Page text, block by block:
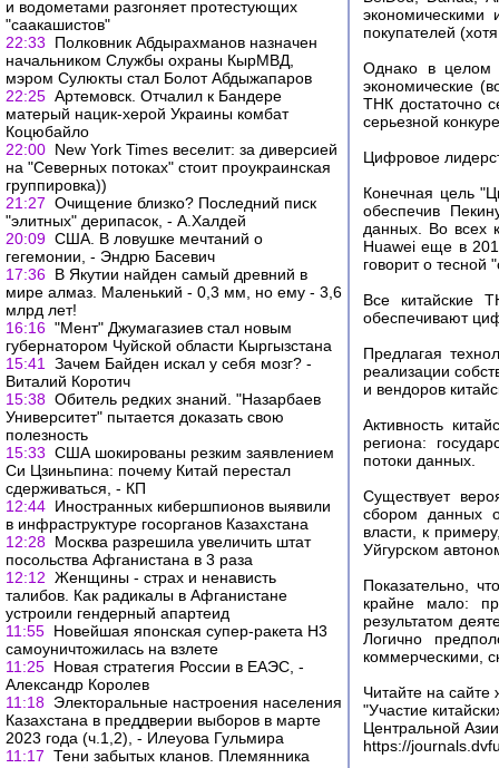
и водометами разгоняет протестующих
"саакашистов"
22:33
Полковник Абдырахманов назначен
начальником Службы охраны КырМВД,
мэром Сулюкты стал Болот Абдыжапаров
22:25 Артемовск. Отчалил к Бандере
матерый нацик-херой Украины комбат
Коцюбайло
22:00 New York Times веселит: за диверсией
на "Северных потоках" стоит проукраинская
группировка))
21:27 Очищение близко? Последний писк
"элитных" дерипасок, - А.Халдей
20:09 США. В ловушке мечтаний о
гегемонии, - Эндрю Басевич
17:36 В Якутии найден самый древний в
мире алмаз. Маленький - 0,3 мм, но ему - 3,6
млрд лет!
16:16 "Мент" Джумагазиев стал новым
губернатором Чуйской области Кыргызстана
15:41
Зачем Байден искал у себя мозг? -
Виталий Коротич
15:38 Обитель редких знаний. "Назарбаев
Университет" пытается доказать свою
полезность
15:33 США шокированы резким заявлением
Си Цзиньпина: почему Китай перестал
сдерживаться, - КП
12:44 Иностранных кибершпионов выявили
в инфраструктуре госорганов Казахстана
12:28 Москва разрешила увеличить штат
посольства Афганистана в 3 раза
12:12 Женщины - страх и ненависть
талибов. Как радикалы в Афганистане
устроили гендерный апартеид
11:55 Новейшая японская супер-ракета H3
самоуничтожилась на взлете
11:25 Новая стратегия России в ЕАЭС, -
Александр Королев
11:18 Электоральные настроения населения
Казахстана в преддверии выборов в марте
2023 года (ч.1,2), - Илеуова Гульмира
11:17 Тени забытых кланов. Племянника
покупателей
Однако в целом
экономические
ТНК достаточно
серьезной
Цифровое
Конечная цель
обеспечив
данных. Во всех
Huawei еще в
говорит о тесной
Все китайские
обеспечивают
Предлагая
реализации
и вендоров
Активность
региона:
потоки данных.
Существует
сбором данных о
власти, к
Уйгурском
Показательно,
крайне мало:
результатом
Логично
коммерческими,
Читайте на сайте
"Участие
Центральной
https://